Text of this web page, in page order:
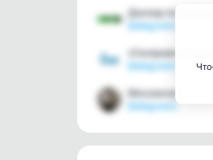
Доллар по
[telegram]
[telegram]
Москвичка
[telegram]